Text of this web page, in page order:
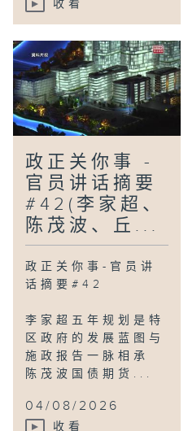
收看
政正关你事 -
官员讲话摘要
#42(李家超、
陈茂波、丘...
政正关你事-官员讲
话摘要#42
李家超五年规划是特
区政府的发展蓝图与
施政报告一脉相承
陈茂波国债期货...
04/08/2026
收看